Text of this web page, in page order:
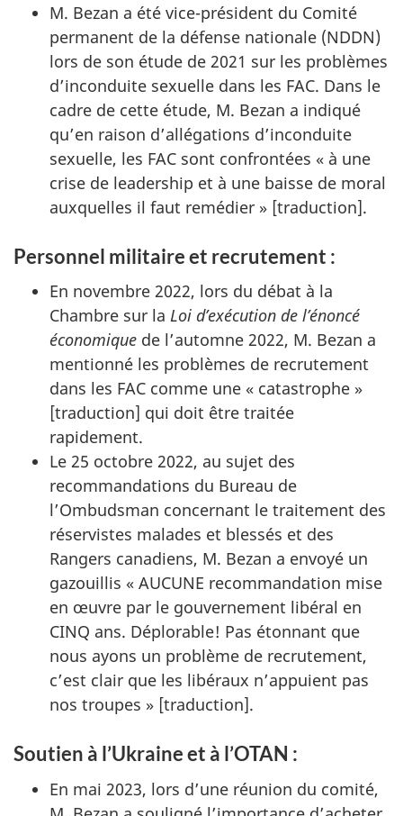
M. Bezan a été vice-président du Comité
permanent de la défense nationale (NDDN)
lors de son étude de 2021 sur les problèmes
d’inconduite sexuelle dans les FAC. Dans le
cadre de cette étude, M. Bezan a indiqué
qu’en raison d’allégations d’inconduite
sexuelle, les FAC sont confrontées « à une
crise de leadership et à une baisse de moral
auxquelles il faut remédier » [traduction].
Personnel militaire et recrutement :
En novembre 2022, lors du débat à la
Chambre sur la Loi d’exécution de l’énoncé
économique de l’automne 2022, M. Bezan a
mentionné les problèmes de recrutement
dans les FAC comme une « catastrophe »
[traduction] qui doit être traitée
rapidement.
Le 25 octobre 2022, au sujet des
recommandations du Bureau de
l’Ombudsman concernant le traitement des
réservistes malades et blessés et des
Rangers canadiens, M. Bezan a envoyé un
gazouillis « AUCUNE recommandation mise
en œuvre par le gouvernement libéral en
CINQ ans. Déplorable! Pas étonnant que
nous ayons un problème de recrutement,
c’est clair que les libéraux n’appuient pas
nos troupes » [traduction].
Soutien à l’Ukraine et à l’OTAN :
En mai 2023, lors d’une réunion du comité,